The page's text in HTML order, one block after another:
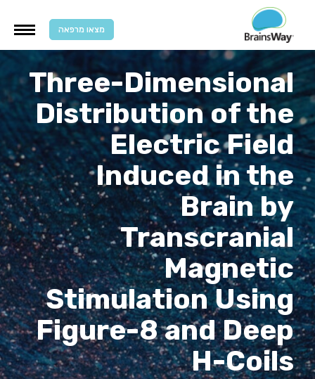
מצאו מרפאה
Three-Dimensional
Distribution of the
Electric Field
Induced in the
Brain by
Transcranial
Magnetic
Stimulation Using
Figure-8 and Deep
H-Coils